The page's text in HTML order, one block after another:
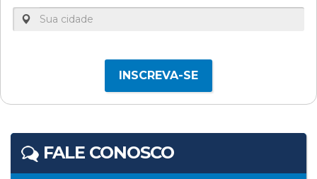
INSCREVA-SE
FALE CONOSCO